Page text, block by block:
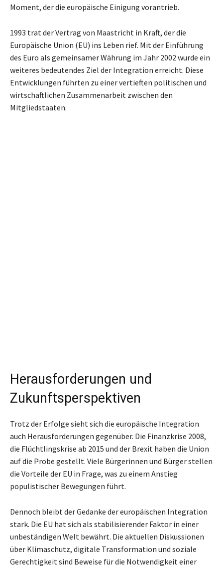
Moment, der die europäische Einigung vorantrieb.
1993 trat der Vertrag von Maastricht in Kraft, der die
Europäische Union (EU) ins Leben rief. Mit der Einführung
des Euro als gemeinsamer Währung im Jahr 2002 wurde ein
weiteres bedeutendes Ziel der Integration erreicht. Diese
Entwicklungen führten zu einer vertieften politischen und
wirtschaftlichen Zusammenarbeit zwischen den
Mitgliedstaaten.
Herausforderungen und
Zukunftsperspektiven
Trotz der Erfolge sieht sich die europäische Integration
auch Herausforderungen gegenüber. Die Finanzkrise 2008,
die Flüchtlingskrise ab 2015 und der Brexit haben die Union
auf die Probe gestellt. Viele Bürgerinnen und Bürger stellen
die Vorteile der EU in Frage, was zu einem Anstieg
populistischer Bewegungen führt.
Dennoch bleibt der Gedanke der europäischen Integration
stark. Die EU hat sich als stabilisierender Faktor in einer
unbeständigen Welt bewährt. Die aktuellen Diskussionen
über Klimaschutz, digitale Transformation und soziale
Gerechtigkeit sind Beweise für die Notwendigkeit einer